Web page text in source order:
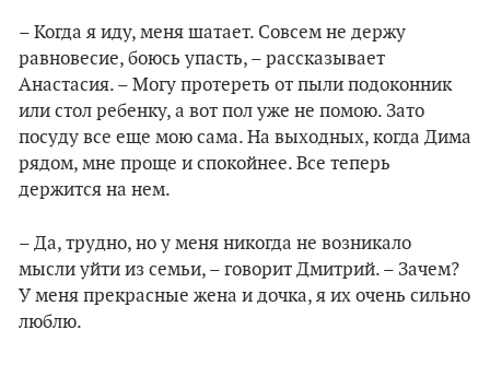
– Когда я иду, меня шатает. Совсем не держу
равновесие, боюсь упасть, – рассказывает
Анастасия. – Могу протереть от пыли подоконник
или стол ребенку, а вот пол уже не помою. Зато
посуду все еще мою сама. На выходных, когда Дима
рядом, мне проще и спокойнее. Все теперь
держится на нем.
– Да, трудно, но у меня никогда не возникало
мысли уйти из семьи, – говорит Дмитрий. – Зачем?
У меня прекрасные жена и дочка, я их очень сильно
люблю.